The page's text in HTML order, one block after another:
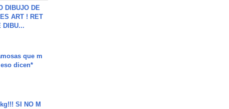
DIBUJO DE
ART ! RET
DIBU...
que m
dicen*
SI NO M